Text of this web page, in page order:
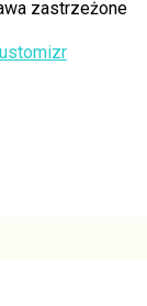
zastrzeżone